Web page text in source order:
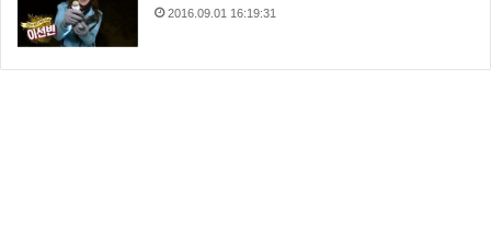
2016.09.01 16:19:31